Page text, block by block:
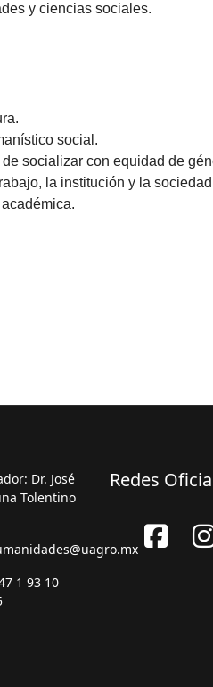
y ciencias sociales.
social.
socializar con equidad de
la institución y la
Dr. José
Tolentino
1 93 10
Redes